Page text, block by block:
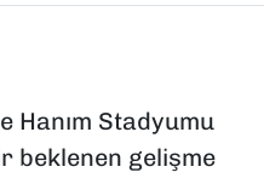
Hanım Stadyumu
beklenen gelişme